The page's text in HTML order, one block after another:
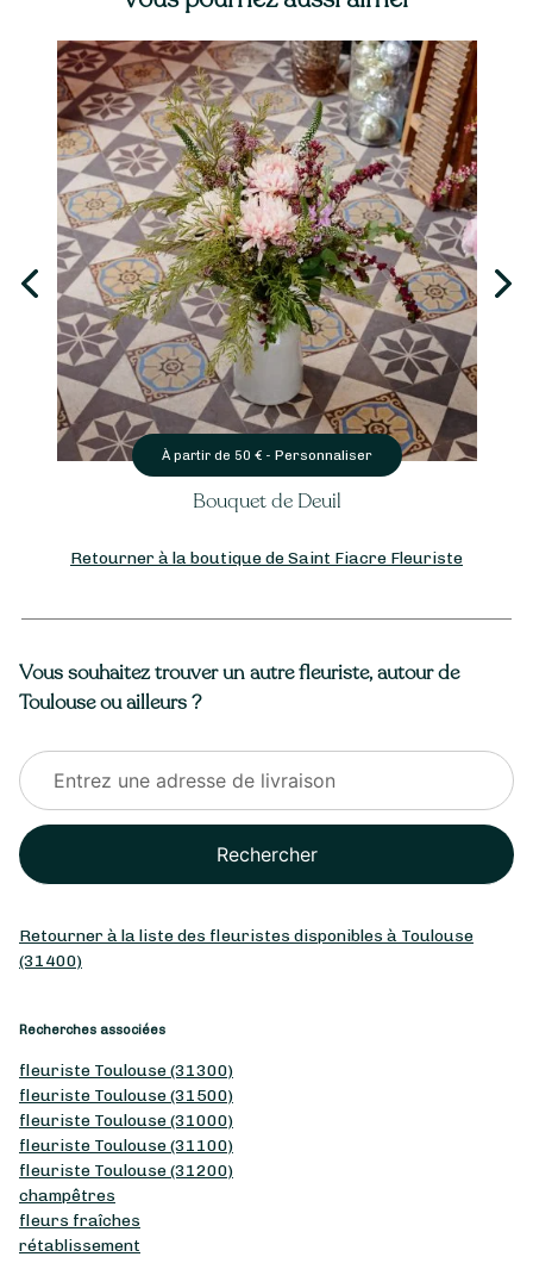
À partir de 50 € - Personnaliser
Bouquet de Deuil
Retourner à la boutique de Saint Fiacre Fleuriste
Vous souhaitez trouver un autre fleuriste, autour de
Toulouse ou ailleurs ?
Rechercher
Retourner à la liste des fleuristes disponibles à Toulouse
(31400)
Recherches associées
fleuriste Toulouse (31300)
fleuriste Toulouse (31500)
fleuriste Toulouse (31000)
fleuriste Toulouse (31100)
fleuriste Toulouse (31200)
champêtres
fleurs fraîches
rétablissement